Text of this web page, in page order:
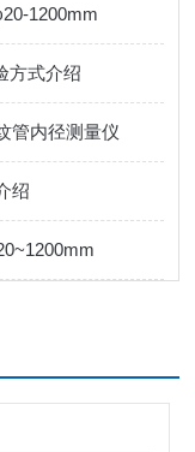
1200mm
方式介绍
管内径测量仪
绍